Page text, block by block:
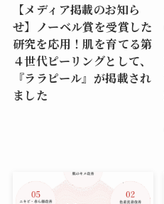
【メディア掲載のお知ら
せ】ノーベル賞を受賞した
研究を応用！肌を育てる第
４世代ピーリングとして、
『ララピール』が掲載され
ました